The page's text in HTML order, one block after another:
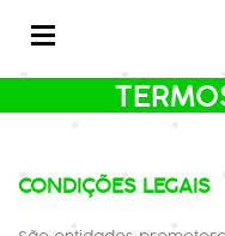
CONDIÇÕES LEGAIS